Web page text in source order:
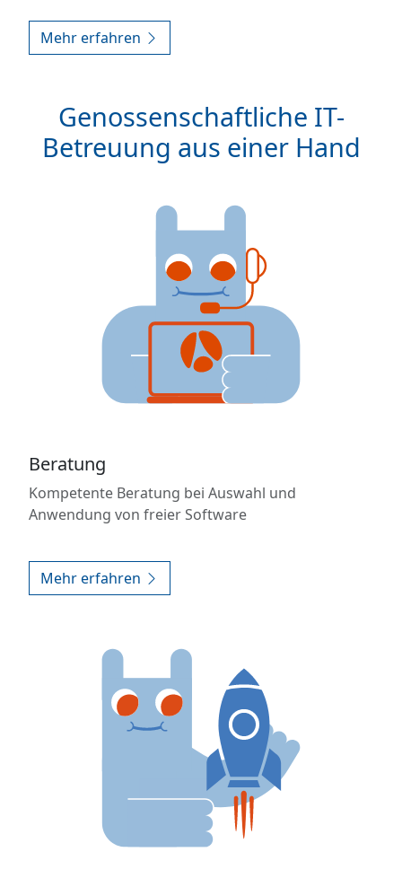
Mehr erfahren
Genossenschaftliche IT-
Betreuung aus einer Hand
Beratung
Kompetente Beratung bei Auswahl und
Anwendung von freier Software
Mehr erfahren